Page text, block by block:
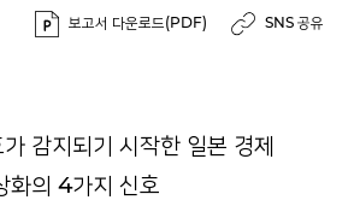
보고서 다운로드(PDF) SNS 공유
감지되기 시작한 일본 경제
화의 4가지 신호